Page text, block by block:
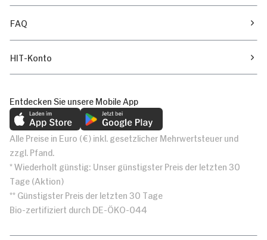
FAQ
HIT-Konto
Entdecken Sie unsere Mobile App
Alle Preise in Euro (€) inkl. gesetzlicher Mehrwertsteuer und
zzgl. Pfand.
* Wiederholt günstig: Unser günstigster Preis der letzten 30
Tage (Aktion)
** Günstigster Preis der letzten 30 Tage
Bio-zertifiziert durch DE-ÖKO-044